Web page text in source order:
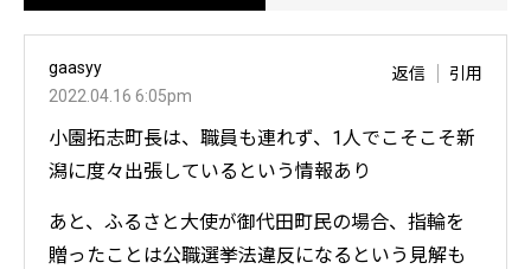
gaasyy
2022.04.16 6:05pm
返信 引用
小園拓志町長は、職員も連れず、1人でこそこそ新
潟に度々出張しているという情報あり
あと、ふるさと大使が御代田町民の場合、指輪を
贈ったことは公職選挙法違反になるという見解も